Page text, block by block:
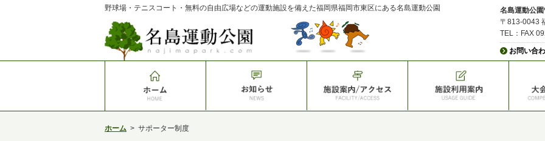
野球場・テニスコート・無料の自由広場などの運動施設を備えた福岡県福岡市東区にある名島運動公園
名島運動公
〒813-0043
TEL：FAX
お問い合
ホーム > サポーター制度